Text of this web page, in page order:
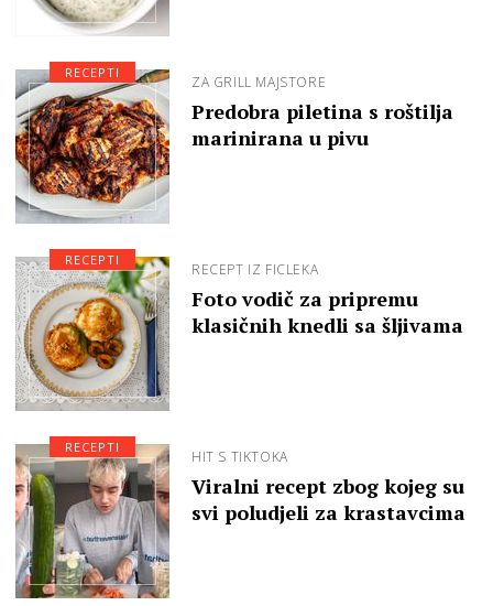
ZA GRILL MAJSTORE
Predobra piletina s roštilja
marinirana u pivu
RECEPTI
RECEPT IZ FICLEKA
Foto vodič za pripremu
klasičnih knedli sa šljivama
RECEPTI
HIT S TIKTOKA
Viralni recept zbog kojeg su
svi poludjeli za krastavcima
RECEPTI